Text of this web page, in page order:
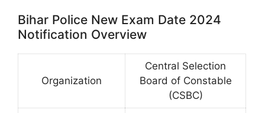
Bihar Police New Exam Date 2024
Notification Overview
Organization
Central Selection
Board of Constable
(CSBC)